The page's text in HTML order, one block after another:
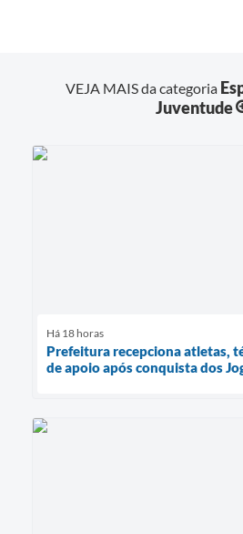
VEJA MAIS da categoria
Juventude
Há 18 horas
Prefeitura recepciona atletas,
de apoio após conquista dos